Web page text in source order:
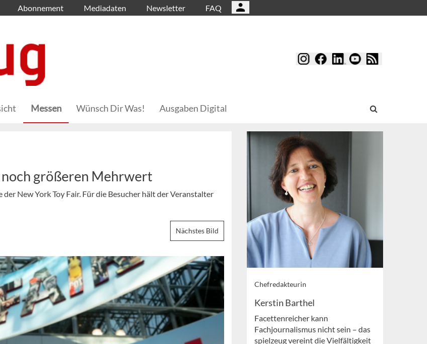
Abonnement Mediadaten Newsletter FAQ
Messen Wünsch Dir Was! Ausgaben Digital
größeren Mehrwert
New York Toy Fair. Für die Besucher hält der Veranstalter
Nächstes Bild
Chefredakteurin
Kerstin Barthel
Facettenreicher kann
Fachjournalismus nicht sein – das
spielzeug vereint die Vielfältigkeit